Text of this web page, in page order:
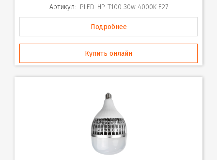
Артикул: PLED-HP-T100 30w 4000K E27
Подробнее
Купить онлайн